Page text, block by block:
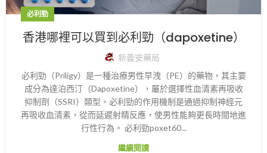
必利勁
香港哪裡可以買到必利勁（dapoxetine）
新義安藥局
必利勁（Priligy）是一種治療男性早洩（PE）的藥物，其主要
成分為達泊西汀（Dapoxetine），屬於選擇性血清素再吸收
抑制劑（SSRI）類型。必利勁的作用機制是通過抑制神經元
再吸收血清素，從而延遲射精反應，使男性能夠更長時間地進
行性行為。 必利勁poxet60...
繼續閱讀